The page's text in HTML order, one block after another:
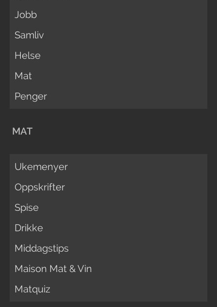
Jobb
Samliv
Helse
Mat
Penger
MAT
Ukemenyer
Oppskrifter
Spise
Drikke
Middagstips
Maison Mat & Vin
Matquiz